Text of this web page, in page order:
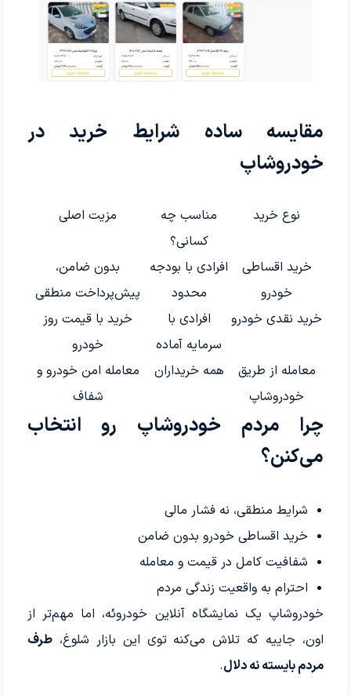
مقایسه ساده شرایط خرید در
خودروشاپ
نوع خرید
مناسب چه
کسانی؟
مزیت اصلی
خرید اقساطی
خودرو
افرادی با بودجه
محدود
بدون ضامن،
پیش‌پرداخت منطقی
خرید نقدی خودرو
افرادی با
سرمایه آماده
خرید با قیمت روز
خودرو
معامله از طریق
خودروشاپ
همه خریداران
معامله امن خودرو و
شفاف
چرا مردم خودروشاپ رو انتخاب
می‌کنن؟
شرایط منطقی، نه فشار مالی
خرید اقساطی خودرو بدون ضامن
شفافیت کامل در قیمت و معامله
احترام به واقعیت زندگی مردم
خودروشاپ یک نمایشگاه آنلاین خودروئه، اما مهم‌تر از
اون، جاییه که تلاش می‌کنه توی این بازار شلوغ،طرف
مردم بایسته نه دلال.